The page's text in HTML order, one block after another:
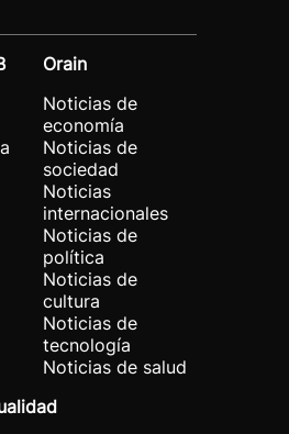
Orain
Noticias de
economía
Noticias de
sociedad
Noticias
internacionales
Noticias de
política
Noticias de
cultura
Noticias de
tecnología
Noticias de salud